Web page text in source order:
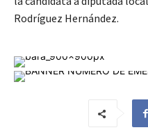
Rodríguez Hernández.